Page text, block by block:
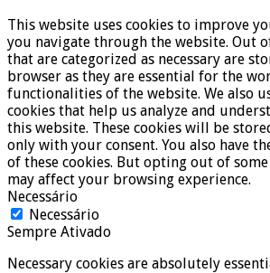
This website uses cookies to improve
you navigate through the website. Out
that are categorized as necessary are
browser as they are essential for the
functionalities of the website. We also
cookies that help us analyze and
this website. These cookies will be
only with your consent. You also have
of these cookies. But opting out of
may affect your browsing experience.
Necessário
Necessário
Sempre Ativado
Necessary cookies are absolutely